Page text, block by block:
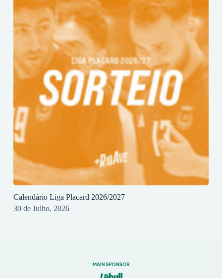
Calendário Liga Placard 2026/2027
30 de Julho, 2026